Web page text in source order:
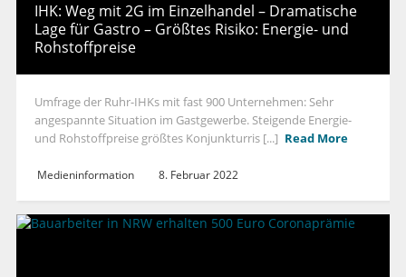
IHK: Weg mit 2G im Einzelhandel – Dramatische
Lage für Gastro – Größtes Risiko: Energie- und
Rohstoffpreise
Umfrage der Ruhr-IHKs mit fast 900 Unternehmen: Sehr
angespannte Situation im Gastgewerbe. Steigende Energie-
und Rohstoffpreise größtes Konjunkturris [...] Read More
Medieninformation 8. Februar 2022